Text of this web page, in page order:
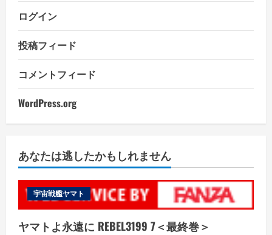
ログイン
投稿フィード
コメントフィード
WordPress.org
あなたは逃したかもしれません
宇宙戦艦ヤマト
ヤマトよ永遠に REBEL3199 7＜最終巻＞